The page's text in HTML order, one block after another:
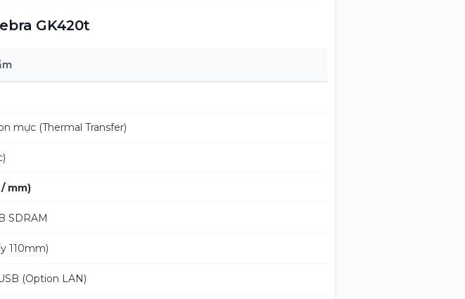
GK420t
mực (Thermal Transfer)
mm)
SDRAM
110mm)
(Option LAN)